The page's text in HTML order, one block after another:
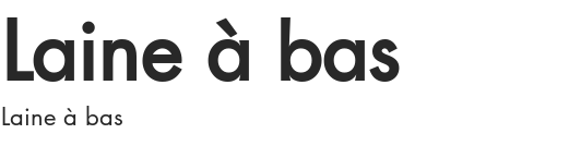
Laine à bas
Laine à bas